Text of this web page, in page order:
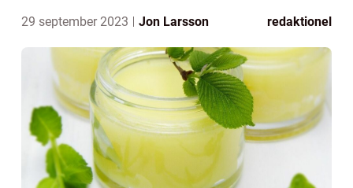
29 september 2023 Jon Larsson redaktionel